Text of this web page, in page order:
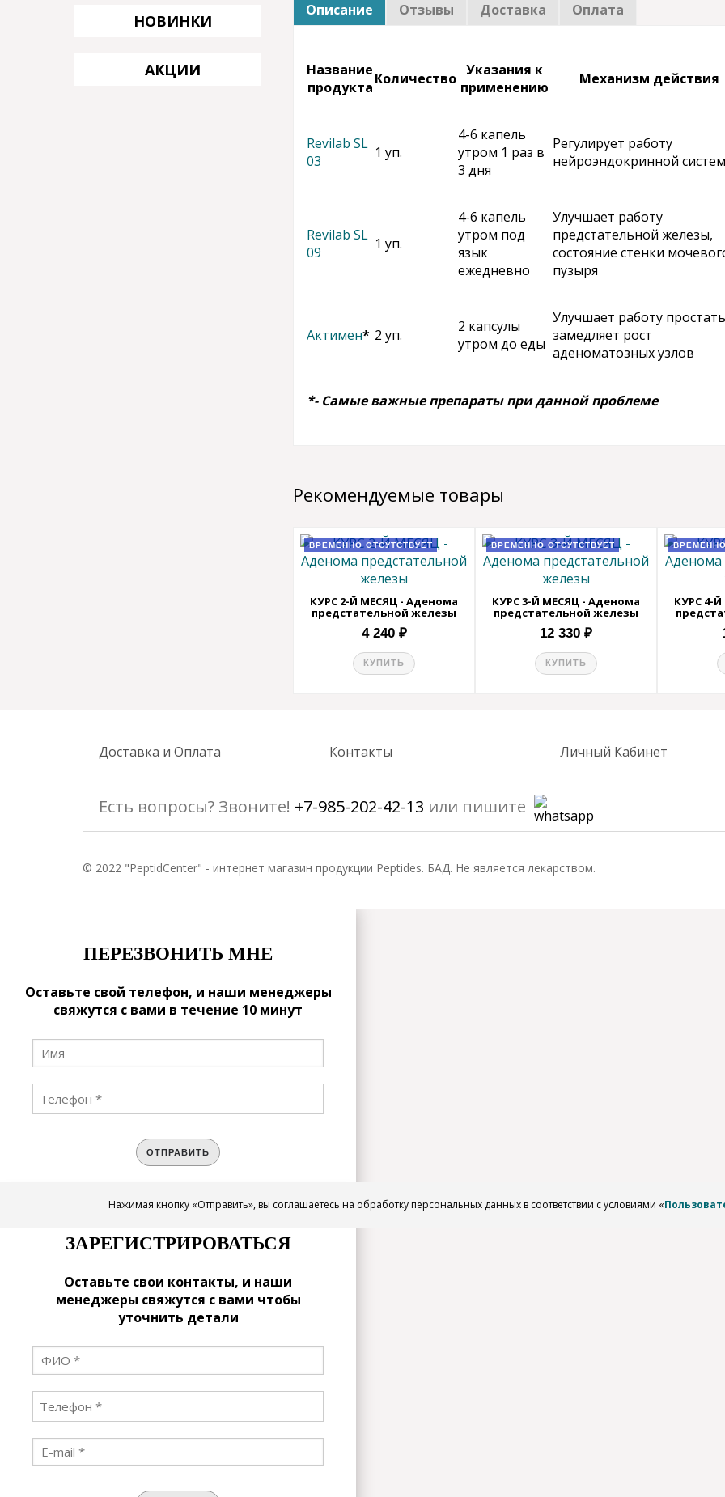
НОВИНКИ
АКЦИИ
Описание
Отзывы Доставка Оплата
Название
продуктаКоличество Указания к
применению
Механизм действия
Revilab SL
03
1 уп.
4-6 капель
утром 1 раз в
3 дня
Регулирует работу
нейроэндокринной
Revilab SL
09
1 уп.
4-6 капель
утром под
язык
ежедневно
Улучшает работу
предстательной железы,
состояние стенки
пузыря
Актимен* 2 уп.
2 капсулы
утром до еды
Улучшает работу
замедляет рост
аденоматозных узлов
*- Самые важные препараты при данной проблеме
Рекомендуемые товары
ВРЕМЕННО ОТСУТСТВУЕТ
КУРС 2-Й МЕСЯЦ - Аденома
предстательной железы
4 240 ₽
КУПИТЬ
ВРЕМЕННО ОТСУТСТВУЕТ
КУРС 3-Й МЕСЯЦ - Аденома
предстательной железы
12 330 ₽
КУПИТЬ
КУРС 4-
Доставка и Оплата Контакты Личный Кабинет
Есть вопросы? Звоните! +7-985-202-42-13 или пишите
© 2022 "PeptidCenter" - интернет магазин продукции Peptides. БАД. Не является лекарством.
ПЕРЕЗВОНИТЬ МНЕ
Оставьте свой телефон, и наши менеджеры
свяжутся с вами в течение 10 минут
ОТПРАВИТЬ
Нажимая кнопку «Отправить», вы соглашаетесь на обработку персональных данных в соответствии с условиями «
ЗАРЕГИСТРИРОВАТЬСЯ
Оставьте свои контакты, и наши
менеджеры свяжутся с вами чтобы
уточнить детали